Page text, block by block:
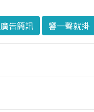
廣告簡訊 響一聲就掛